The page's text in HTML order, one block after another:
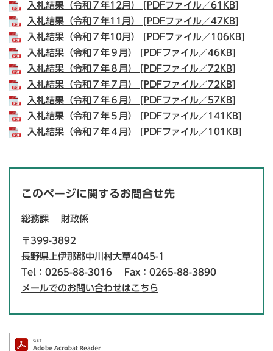
入札結果（令和７年12月） [PDFファイル／61KB]
入札結果（令和７年11月） [PDFファイル／47KB]
入札結果（令和７年10月） [PDFファイル／106KB]
入札結果（令和７年９月） [PDFファイル／46KB]
入札結果（令和７年８月） [PDFファイル／72KB]
入札結果（令和７年７月） [PDFファイル／72KB]
入札結果（令和７年６月） [PDFファイル／57KB]
入札結果（令和７年５月） [PDFファイル／141KB]
入札結果（令和７年４月） [PDFファイル／101KB]
このページに関するお問合せ先
総務課 財政係
〒399-3892
長野県上伊那郡中川村大草4045-1
Tel：0265-88-3016
Fax：0265-88-3890
メールでのお問い合わせはこちら